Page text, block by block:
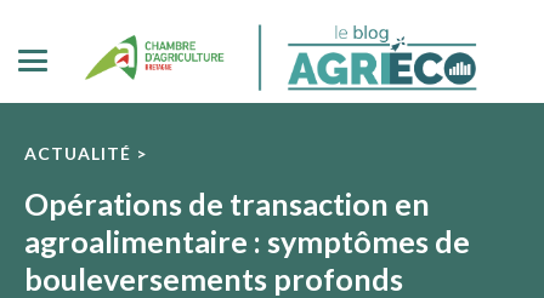
ACTUALITÉ >
Opérations de transaction en
agroalimentaire : symptômes de
bouleversements profonds